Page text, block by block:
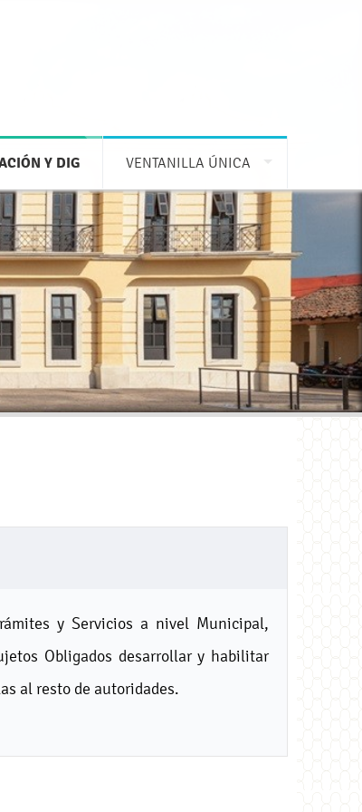
Y DIG VENTANILLA ÚNICA
y Servicios a nivel Municipal,
Obligados desarrollar y habilitar
al resto de autoridades.